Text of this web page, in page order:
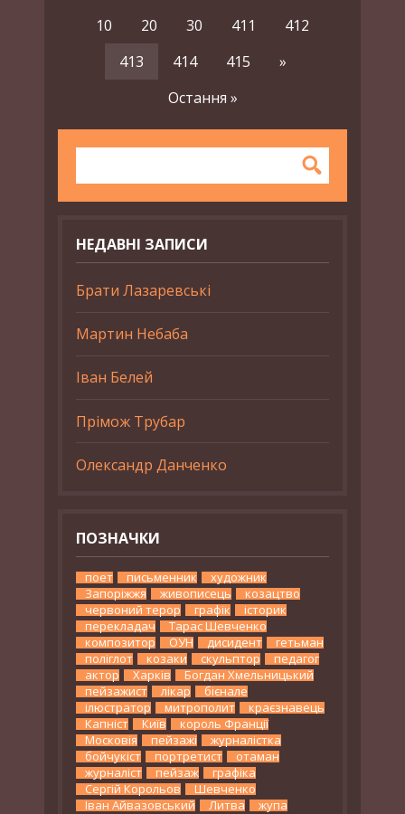
10
20 30 411
412
413
414 415
»
Остання »
НЕДАВНІ ЗАПИСИ
Брати Лазаревські
Мартин Небаба
Іван Белей
Прімож Трубар
Олександр Данченко
ПОЗНАЧКИ
поет письменник
художник
Запоріжжя
живописець
козацтво
червоний терор
графік
історик
перекладач
Тарас Шевченко
композитор
ОУН дисидент
гетьман
поліглот
козаки скульптор
педагог
актор
Харків
Богдан Хмельницький
пейзажист
лікар
бієнале
ілюстратор
митрополит
краєзнавець
Капніст
Київ
король Франції
Московія
пейзажі
журналістка
бойчукіст
портретист
отаман
журналіст
пейзаж
графіка
Сергій Корольов
Шевченко
Іван Айвазовський
Литва жупа